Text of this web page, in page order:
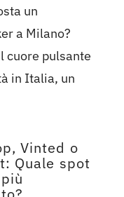
un
a Milano?
cuore pulsante
in Italia, un
Vinted o
Quale spot